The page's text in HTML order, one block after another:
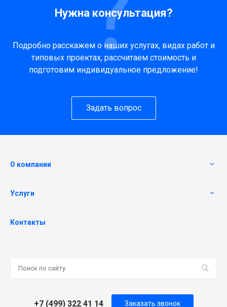
Нужна консультация?
Подробно расскажем о наших услугах, видах работ и
типовых проектах, рассчитаем стоимость и
подготовим индивидуальное предложение!
Задать вопрос
О компании
Услуги
Контакты
+7 (499) 322 41 14 Заказать звонок